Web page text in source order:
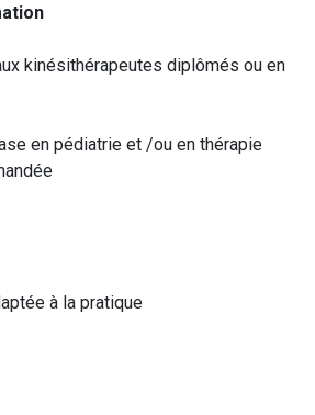
kinésithérapeutes diplômés ou en
en pédiatrie et /ou en thérapie
à la pratique